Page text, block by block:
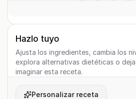
Hazlo tuyo
Ajusta los ingredientes, cambia los
explora alternativas dietéticas o
imaginar esta receta.
Personalizar receta